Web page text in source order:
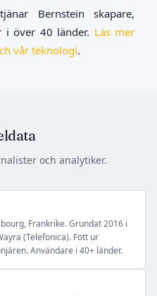
Bernstein skapare,
i över 40 länder. Läs mer
vår teknologi.
och analytiker.
Frankrike. Grundat 2016 i
(Telefonica). Fött ur
Användare i 40+ länder.